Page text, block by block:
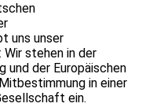
uns unser
Wir stehen in der
und der Europäischen
in einer
ein.